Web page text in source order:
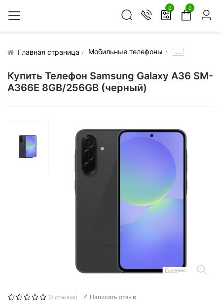
0 0
Главная страница Мобильные телефоны .....
Купить Телефон Samsung Galaxy A36 SM-
A366E 8GB/256GB (черный)
(0 отзывов) Написать отзыв